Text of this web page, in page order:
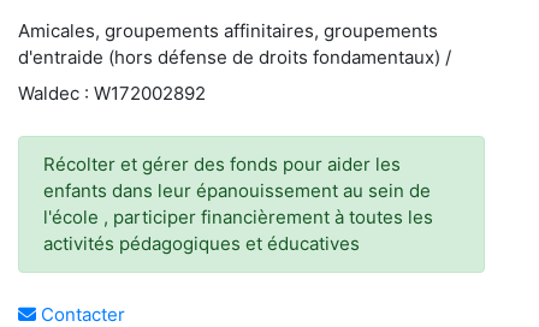
Amicales, groupements affinitaires, groupements
d'entraide (hors défense de droits fondamentaux) /
Waldec : W172002892
Récolter et gérer des fonds pour aider les
enfants dans leur épanouissement au sein de
l'école , participer financièrement à toutes les
activités pédagogiques et éducatives
Contacter